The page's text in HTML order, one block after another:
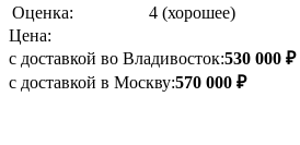
Оценка:
4 (хорошее)
Цена:
с доставкой во Владивосток:530 000 ₽
с доставкой в Москву:570 000 ₽